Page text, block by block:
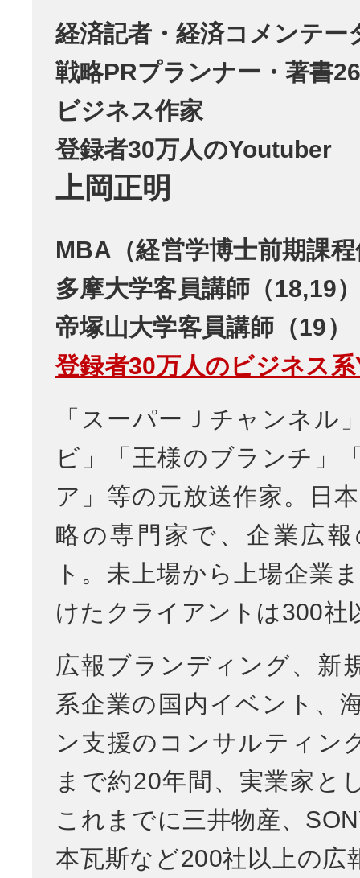
経済記者・経済コメンテー
戦略PRプランナー・著書
ビジネス作家
登録者30万人のYoutuber
上岡正明
MBA（経営学博士前期課
多摩大学客員講師（18,19
帝塚山大学客員講師（19）
登録者30万人のビジネス
「スーパーＪチャンネル
ビ」「王様のブランチ」
ア」等の元放送作家。日
略の専門家で、企業広
ト。未上場から上場企業
けたクライアントは300社
広報ブランディング、新
系企業の国内イベント、
ン支援のコンサルティン
まで約20年間、実業家と
これまでに三井物産、
本瓦斯など200社以上の広